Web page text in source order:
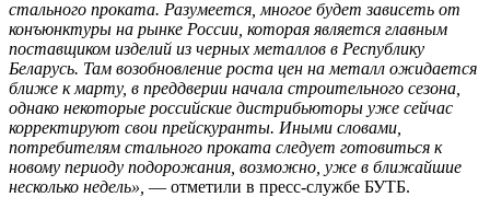
стального проката. Разумеется, многое будет зависеть от
конъюнктуры на рынке России, которая является главным
поставщиком изделий из черных металлов в Республику
Беларусь. Там возобновление роста цен на металл ожидается
ближе к марту, в преддверии начала строительного сезона,
однако некоторые российские дистрибьюторы уже сейчас
корректируют свои прейскуранты. Иными словами,
потребителям стального проката следует готовиться к
новому периоду подорожания, возможно, уже в ближайшие
несколько недель», — отметили в пресс-службе БУТБ.